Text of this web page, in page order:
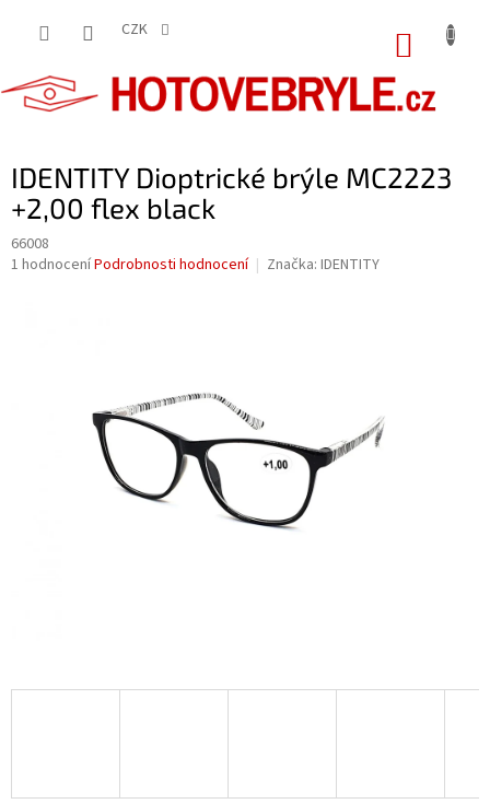
CZK
IDENTITY Dioptrické brýle MC2223
+2,00 flex black
66008
Průměrné
1 hodnoceníPodrobnosti hodnocení Značka: IDENTITY